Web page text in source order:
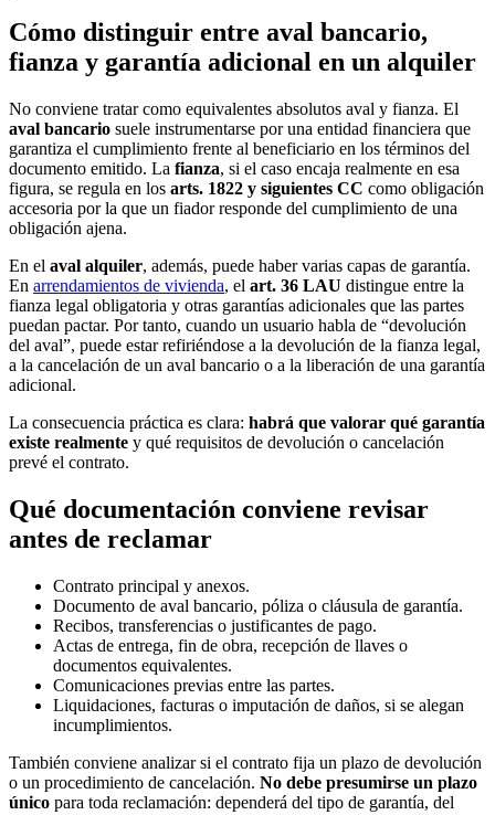
Cómo distinguir entre aval bancario,
fianza y garantía adicional en un alquiler
No conviene tratar como equivalentes absolutos aval y fianza. El
aval bancario suele instrumentarse por una entidad financiera que
garantiza el cumplimiento frente al beneficiario en los términos del
documento emitido. La fianza, si el caso encaja realmente en esa
figura, se regula en los arts. 1822 y siguientes CC como obligación
accesoria por la que un fiador responde del cumplimiento de una
obligación ajena.
En el aval alquiler, además, puede haber varias capas de garantía.
En arrendamientos de vivienda, el art. 36 LAU distingue entre la
fianza legal obligatoria y otras garantías adicionales que las partes
puedan pactar. Por tanto, cuando un usuario habla de “devolución
del aval”, puede estar refiriéndose a la devolución de la fianza legal,
a la cancelación de un aval bancario o a la liberación de una garantía
adicional.
La consecuencia práctica es clara: habrá que valorar qué garantía
existe realmente y qué requisitos de devolución o cancelación
prevé el contrato.
Qué documentación conviene revisar
antes de reclamar
Contrato principal y anexos.
Documento de aval bancario, póliza o cláusula de garantía.
Recibos, transferencias o justificantes de pago.
Actas de entrega, fin de obra, recepción de llaves o
documentos equivalentes.
Comunicaciones previas entre las partes.
Liquidaciones, facturas o imputación de daños, si se alegan
incumplimientos.
También conviene analizar si el contrato fija un plazo de devolución
o un procedimiento de cancelación. No debe presumirse un plazo
único para toda reclamación: dependerá del tipo de garantía, del